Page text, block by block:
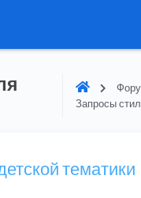
Запросы
тематики